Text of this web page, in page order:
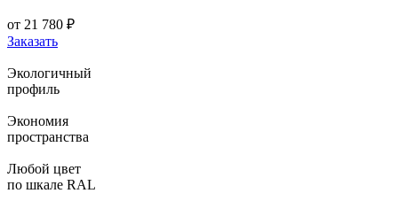
от 21 780 ₽
Заказать
Экологичный
профиль
Экономия
пространства
Любой цвет
по шкале RAL